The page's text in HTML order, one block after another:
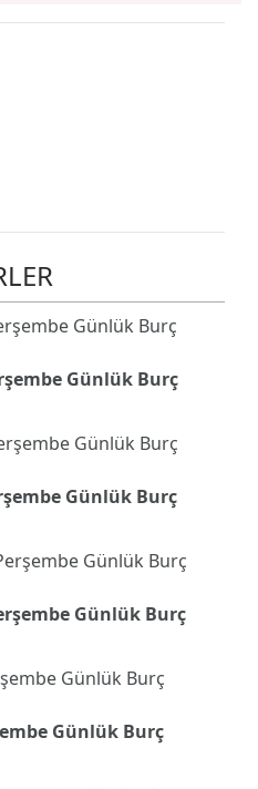
Günlük Burç
Günlük Burç
Günlük Burç
Günlük Burç